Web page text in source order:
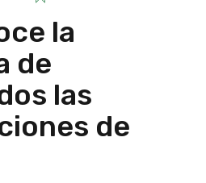
la
de
las
de